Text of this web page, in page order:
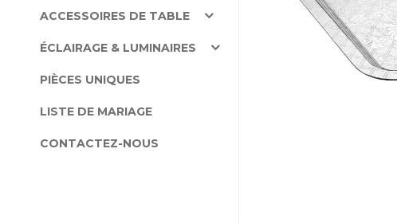
ACCESSOIRES DE TABLE
ÉCLAIRAGE & LUMINAIRES
PIÈCES UNIQUES
LISTE DE MARIAGE
CONTACTEZ-NOUS